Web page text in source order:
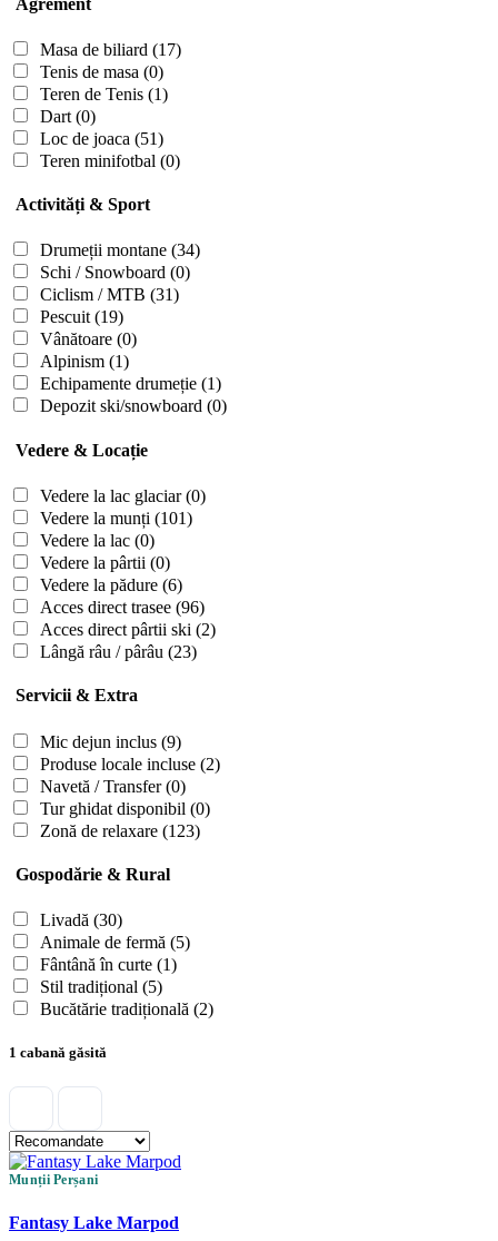
Masa de biliard (17)
Tenis de masa (0)
Teren de Tenis (1)
Dart (0)
Loc de joaca (51)
Teren minifotbal (0)
Activități & Sport
Drumeții montane (34)
Schi / Snowboard (0)
Ciclism / MTB (31)
Pescuit(19)
Vânătoare (0)
Alpinism (1)
Echipamente drumeție (1)
Depozit ski/snowboard (0)
Vedere & Locație
Vedere la lac glaciar(0)
Vedere la munți (101)
Vedere la lac (0)
Vedere la pârtii (0)
Vedere la pădure (6)
Acces direct trasee (96)
Acces direct pârtii ski (2)
Lângă râu / pârâu (23)
Servicii & Extra
Mic dejun inclus (9)
Produse locale incluse (2)
Navetă / Transfer(0)
Tur ghidat disponibil (0)
Zonă de relaxare (123)
Gospodărie & Rural
Livadă (30)
Animale de fermă (5)
Fântână în curte (1)
Stil tradițional (5)
Bucătărie tradițională (2)
1 cabană găsită
Munții Perșani
Fantasy Lake Marpod